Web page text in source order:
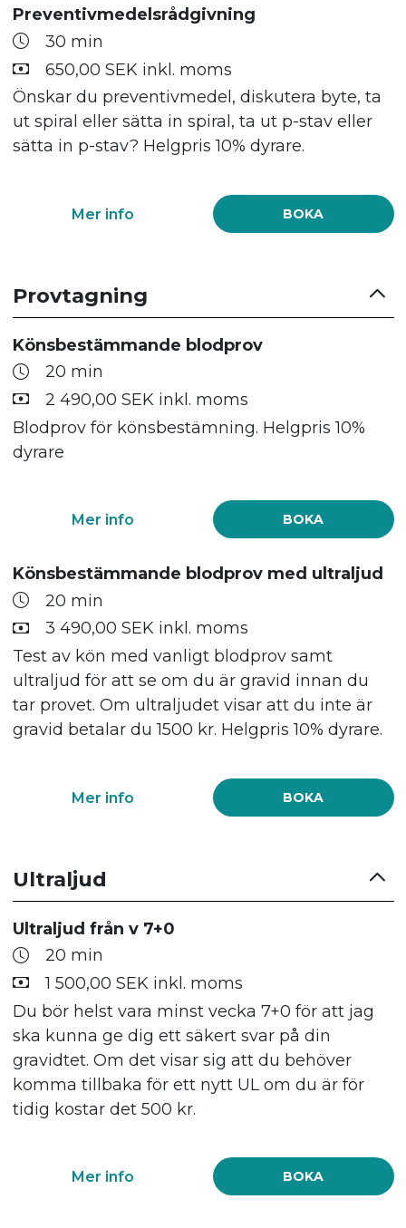
Preventivmedelsrådgivning
30 min
650,00 SEK inkl. moms
Önskar du preventivmedel, diskutera byte, ta
ut spiral eller sätta in spiral, ta ut p-stav eller
sätta in p-stav? Helgpris 10% dyrare.
BOKA
Mer info
Provtagning
Könsbestämmande blodprov
20 min
2 490,00 SEK inkl. moms
Blodprov för könsbestämning. Helgpris 10%
dyrare
BOKA
Mer info
Könsbestämmande blodprov med ultraljud
20 min
3 490,00 SEK inkl. moms
Test av kön med vanligt blodprov samt
ultraljud för att se om du är gravid innan du
tar provet. Om ultraljudet visar att du inte är
gravid betalar du 1500 kr. Helgpris 10% dyrare.
BOKA
Mer info
Ultraljud
Ultraljud från v 7+0
20 min
1 500,00 SEK inkl. moms
Du bör helst vara minst vecka 7+0 för att jag
ska kunna ge dig ett säkert svar på din
gravidtet. Om det visar sig att du behöver
komma tillbaka för ett nytt UL om du är för
tidig kostar det 500 kr.
BOKA
Mer info